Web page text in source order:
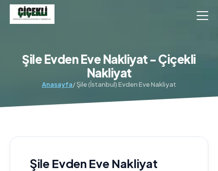
Şile Evden Eve Nakliyat - Çiçekli
Nakliyat
Anasayfa/ Şile (İstanbul) Evden Eve Nakliyat
Şile Evden Eve Nakliyat